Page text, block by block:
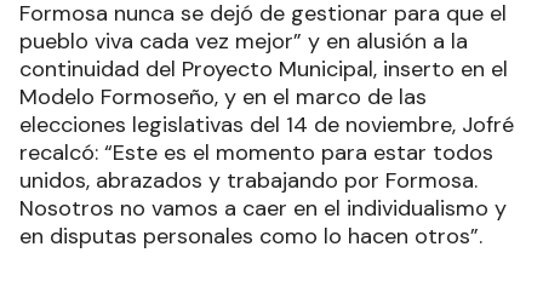
Formosa nunca se dejó de gestionar para que el
pueblo viva cada vez mejor” y en alusión a la
continuidad del Proyecto Municipal, inserto en el
Modelo Formoseño, y en el marco de las
elecciones legislativas del 14 de noviembre, Jofré
recalcó: “Este es el momento para estar todos
unidos, abrazados y trabajando por Formosa.
Nosotros no vamos a caer en el individualismo y
en disputas personales como lo hacen otros”.